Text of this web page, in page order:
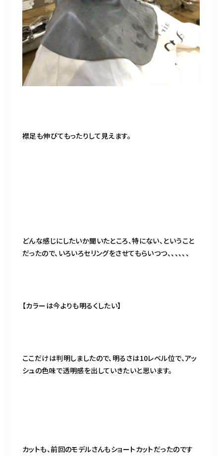
襟足も伸びてもったりして見えます。
どんな感じにしたいか聞いたところ、特にない、ということ
だったので、いろいろセリングをさせてもらいつつ、、、、、、
【カラーは今よりも明るくしたい】
ここだけは判明しましたので、明るさは10レベル位で、アッ
シュの色味で透明感を出していきたいと思います。
カットも、前回のモデルさんもショートカットだったのです